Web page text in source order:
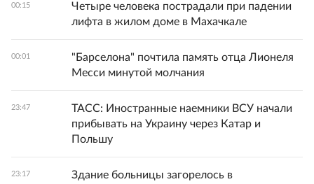
00:15
Четыре человека пострадали при падении
лифта в жилом доме в Махачкале
00:01
"Барселона" почтила память отца Лионеля
Месси минутой молчания
23:47
ТАСС: Иностранные наемники ВСУ начали
прибывать на Украину через Катар и
Польшу
23:17
Здание больницы загорелось в